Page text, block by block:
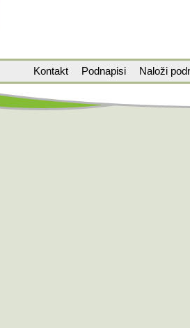
Kontakt Podnapisi Naloži